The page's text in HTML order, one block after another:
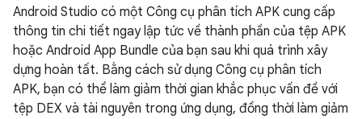
Android Studio có một Công cụ phân tích APK cung cấp
thông tin chi tiết ngay lập tức về thành phần của tệp APK
hoặc Android App Bundle của bạn sau khi quá trình xây
dựng hoàn tất. Bằng cách sử dụng Công cụ phân tích
APK, bạn có thể làm giảm thời gian khắc phục vấn đề với
tệp DEX và tài nguyên trong ứng dụng, đồng thời làm giảm